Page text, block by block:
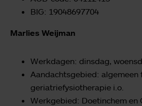
BIG: 19048697704
Marlies Weijman
Werkdagen: dinsdag,
Aandachtsgebied: algemeen
geriatriefysiotherapie i.o.
Werkgebied: Doetinchem en